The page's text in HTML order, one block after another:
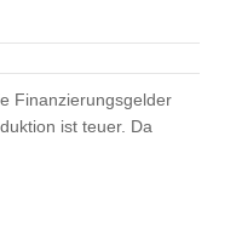
Finanzierungsgelder
ist teuer. Da